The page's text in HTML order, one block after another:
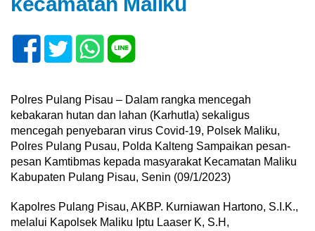
Polres Pulang Pisau – Dalam rangka mencegah
kebakaran hutan dan lahan (Karhutla) sekaligus
mencegah penyebaran virus Covid-19, Polsek Maliku,
Polres Pulang Pusau, Polda Kalteng Sampaikan pesan-
pesan Kamtibmas kepada masyarakat Kecamatan Maliku
Kabupaten Pulang Pisau, Senin (09/1/2023)
Kapolres Pulang Pisau, AKBP. Kurniawan Hartono, S.I.K.,
melalui Kapolsek Maliku Iptu Laaser K, S.H,